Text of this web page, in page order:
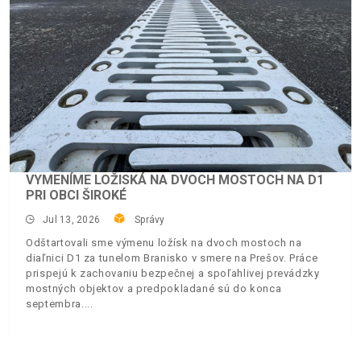
VYMENÍME LOŽISKÁ NA DVOCH MOSTOCH NA D1
PRI OBCI ŠIROKÉ
Jul 13, 2026 Správy
Odštartovali sme výmenu ložísk na dvoch mostoch na
diaľnici D1 za tunelom Branisko v smere na Prešov. Práce
prispejú k zachovaniu bezpečnej a spoľahlivej prevádzky
mostných objektov a predpokladané sú do konca
septembra.